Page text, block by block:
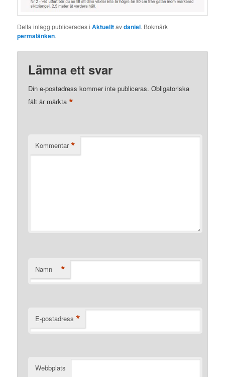
Detta inlägg publicerades iAktuelltavdaniel. Bokmärk
permalänken.
Lämna ett svar
Din e-postadress kommer inte publiceras. Obligatoriska
fält är märkta*
Kommentar *
Namn *
E-postadress *
Webbplats